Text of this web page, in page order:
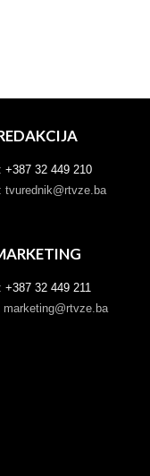
+387 32 449 210
tvurednik@rtvze.ba
+387 32 449 211
marketing@rtvze.ba